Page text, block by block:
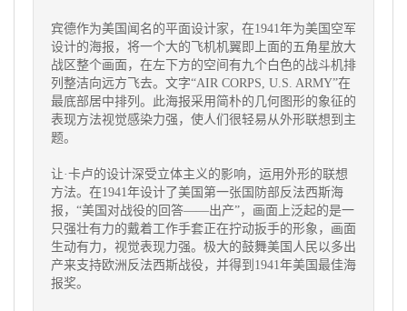
宾德作为美国闻名的平面设计家，在1941年为美国空军
设计的海报，将一个大的飞机机翼即上面的五角星放大
战区整个画面，在左下方的空间有九个白色的战斗机排
列整洁向远方飞去。文字“AIR CORPS, U.S. ARMY”在
最底部居中排列。此海报采用简朴的几何图形的象征的
表现方法视觉感染力强，使人们很轻易从外形联想到主
题。
让·卡卢的设计深受立体主义的影响，运用外形的联想
方法。在1941年设计了美国第一张国防部反法西斯海
报，“美国对战役的回答——出产”，画面上泛起的是一
只强壮有力的戴着工作手套正在拧动扳手的形象，画面
生动有力，视觉表现力强。极大的鼓舞美国人民以多出
产来支持欧洲反法西斯战役，并得到1941年美国最佳海
报奖。